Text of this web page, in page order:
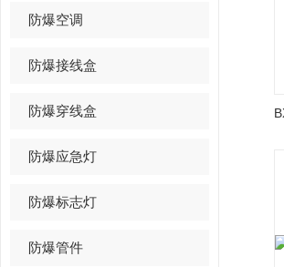
防爆空调
防爆接线盒
防爆穿线盒
防爆应急灯
防爆标志灯
防爆管件